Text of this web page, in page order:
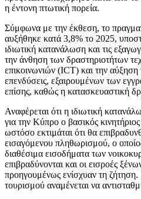
η έντονη πτωτική πορεία.
Σύμφωνα με την έκθεση, το
αυξήθηκε κατά 3,8% το 2025,
ιδιωτική κατανάλωση και τις
την άνθηση των δραστηριοτήτων
επικοινωνιών (ICT) και την
επενδύσεις, εξαιρουμένων των
επίσης, καθώς η κατασκευαστική
Αναφέρεται ότι η ιδιωτική
για την Κύπρο ο βασικός
ωστόσο εκτιμάται ότι θα
εισαγόμενου πληθωρισμού, ο
διαθέσιμα εισοδήματα των
επιβραδύνονται και οι εισροές
προηγουμένως ενίσχυαν τη
τουρισμού αναμένεται να